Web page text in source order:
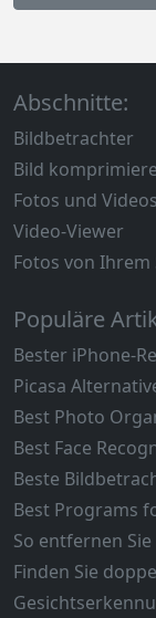
Abschnitte:
Bildbetrachter
Bild
Fotos und
Video-Viewer
Fotos von
Populäre
Bester iPhone-
Picasa
Best Photo
Best Face
Beste
Best Programs
So entfernen
Finden Sie